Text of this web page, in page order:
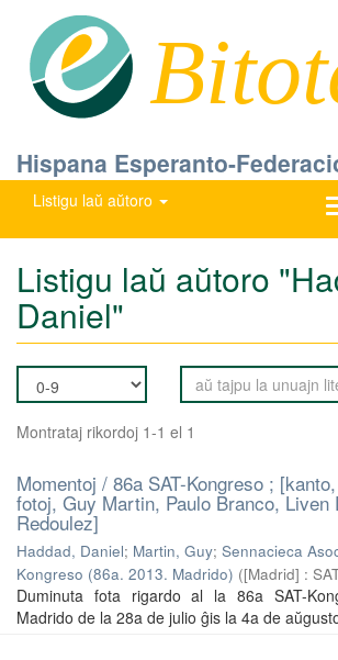
Hispana Esperanto-
Listigu laŭ aŭtoro
Listigu laŭ aŭtoro
Daniel"
Montrataj rikordoj 1-1 el 1
Momentoj / 86a SAT-Kongreso ;
fotoj, Guy Martin, Paulo Branco, Liven
Redoulez]
Haddad, Daniel; Martin, Guy; Sennacieca
Kongreso (86a. 2013. Madrido) ([Madrid] :
Duminuta fota rigardo al la 86a SAT-
Madrido de la 28a de julio ĝis la 4a de